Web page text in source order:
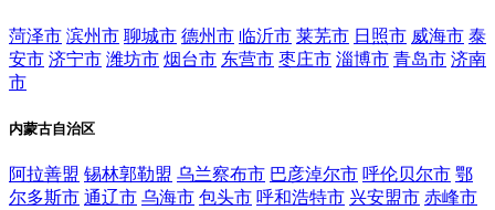
菏泽市 滨州市 聊城市 德州市 临沂市 莱芜市 日照市 威海市 泰
安市 济宁市 潍坊市 烟台市 东营市 枣庄市 淄博市 青岛市 济南
市
内蒙古自治区
阿拉善盟 锡林郭勒盟 乌兰察布市 巴彦淖尔市 呼伦贝尔市 鄂
尔多斯市 通辽市 乌海市 包头市 呼和浩特市 兴安盟市 赤峰市